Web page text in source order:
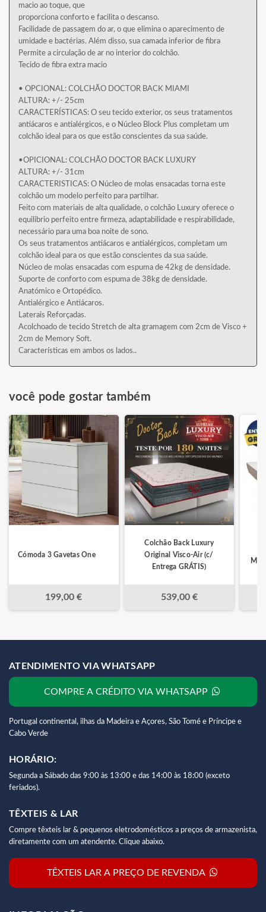
macio ao toque, que
proporciona conforto e facilita o descanso.
Facilidade de passagem do ar, o que elimina o aparecimento de
umidade e bactérias. Além disso, sua camada inferior de fibra
Permite a circulação de ar no interior do colchão.
Tecido de fibra extra macio
• OPCIONAL: COLCHÃO DOCTOR BACK MIAMI
ALTURA: +/- 25cm
CARACTERÍSTICAS: O seu tecido exterior, os seus tratamentos
antiácaros e antialérgicos, e o Núcleo Block Plus completam um
colchão ideal para os que estão conscientes da sua saúde.
•OPICIONAL: COLCHÃO DOCTOR BACK LUXURY
ALTURA: +/- 31cm
CARACTERISTICAS: O Núcleo de molas ensacadas torna este
colchão um modelo perfeito para partilhar.
Feito com materiais de alta qualidade, o colchão Luxury oferece o
equilibrio perfeito entre firmeza, adaptabilidade e respirabilidade,
necessário para uma boa noite de sono.
Os seus tratamentos antiácaros e antialérgicos, completam um
colchão ideal para os que estão conscientes da sua saúde.
Núcleo de molas ensacadas com espuma de 42kg de densidade.
Suporte de conforto com espuma de 38kg de densidade.
Anatómico e Ortopédico.
Antialérgico e Antiácaros.
Laterais Reforçadas.
Acolchoado de tecido Stretch de alta gramagem com 2cm de Visco +
2cm de Memory Soft.
Características em ambos os lados..
você pode gostar também
Cómoda 3 Gavetas One
199,00 €
Colchão Back Luxury
Original Visco-Air (c/
Entrega GRÁTIS)
539,00 €
ATENDIMENTO VIA WHATSAPP
COMPRE A CRÉDITO VIA WHATSAPP
Portugal continental, ilhas da Madeira e Açores, São Tomé e Príncipe e
Cabo Verde
HORÁRIO:
Segunda a Sábado das 9:00 às 13:00 e das 14:00 às 18:00 (exceto
feriados).
TÊXTEIS & LAR
Compre têxteis lar & pequenos eletrodomésticos a preços de armazenista,
diretamente com um atendente. Clique abaixo.
TÊXTEIS LAR A PREÇO DE REVENDA